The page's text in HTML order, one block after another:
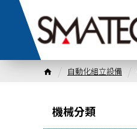
自動化組立設備
機械分類